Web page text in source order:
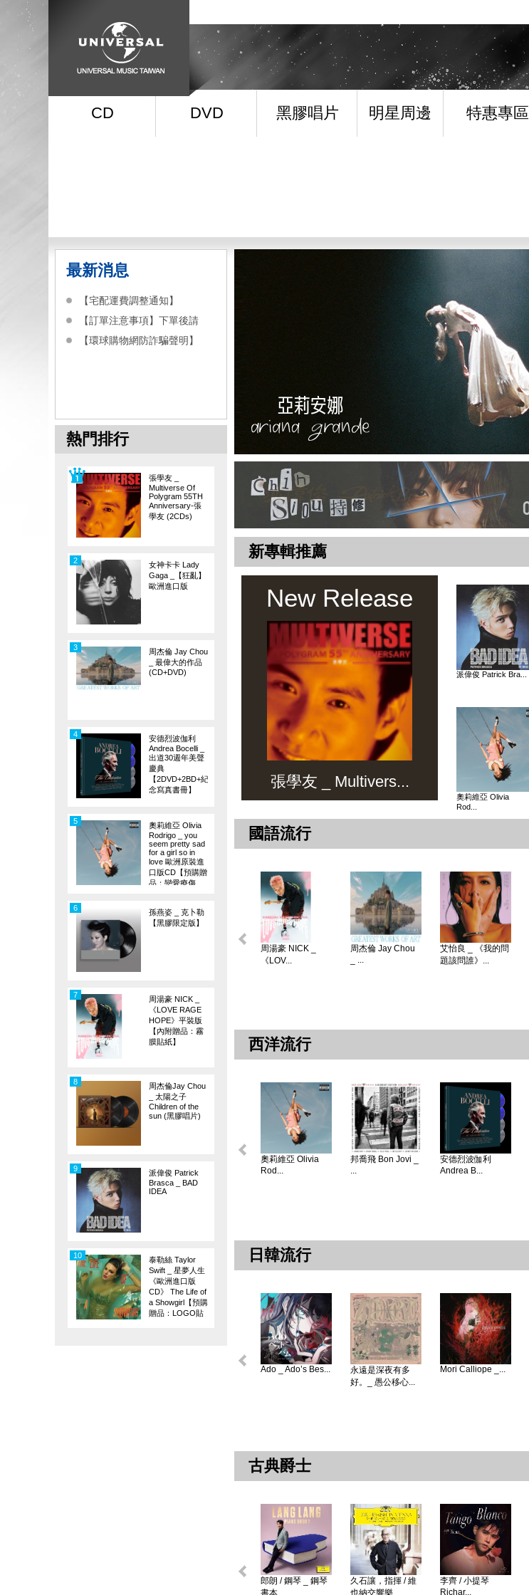
CD DVD 黑膠唱片 明星周邊 特惠專區
最新消息
【宅配運費調整通知】
【訂單注意事項】下單後請
【環球購物網防詐騙聲明】
熱門排行
張學友 _
Multiverse Of
Polygram 55TH
Anniversary-張
學友 (2CDs)
女神卡卡 Lady
Gaga _【狂亂】
歐洲進口版
2
周杰倫 Jay Chou
_ 最偉大的作品
(CD+DVD)
3
安德烈波伽利
Andrea Bocelli _
出道30週年美聲
慶典
【2DVD+2BD+紀
念寫真書冊】
4
奧莉維亞 Olivia
Rodrigo _ you
seem pretty sad
for a girl so in
love 歐洲原裝進
口版CD【預購贈
品：戀愛療傷
5
孫燕姿 _ 克卜勒
【黑膠限定版】
6
周湯豪 NICK _
《LOVE RAGE
HOPE》平裝版
【內附贈品：霧
膜貼紙】
7
周杰倫Jay Chou
_ 太陽之子
Children of the
sun (黑膠唱片)
8
派偉俊 Patrick
Brasca _ BAD
IDEA
9
泰勒絲 Taylor
Swift _ 星夢人生
《歐洲進口版
CD》 The Life of
a Showgirl【預購
贈品：LOGO貼
10
新專輯推薦
New Release
張學友 _ Multivers...
派偉俊 Patrick Bra...
奧莉維亞 Olivia
Rod...
國語流行
周湯豪 NICK _
《LOV...
周杰倫 Jay Chou
_ ...
艾怡良 _ 《我的問
題該問誰》...
西洋流行
奧莉維亞 Olivia
Rod...
邦喬飛 Bon Jovi _
...
安德烈波伽利
Andrea B...
日韓流行
Ado _ Ado’s Bes...
永遠是深夜有多
好。_ 愚公移心...
Mori Calliope _...
古典爵士
郎朗 / 鋼琴 _ 鋼琴
書本 ...
久石讓，指揮 / 維
也納交響樂...
李齊 / 小提琴
Richar...